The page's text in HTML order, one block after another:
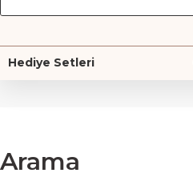
Hediye Setleri
Arama